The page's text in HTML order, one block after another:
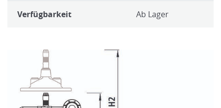
Verfügbarkeit Ab Lager